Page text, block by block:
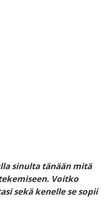
sinulta tänään mitä
Voitko
sekä kenelle se sopii